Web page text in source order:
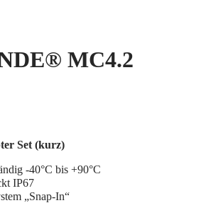
MC4.2
Set (kurz)
-40°C bis +90°C
IP67
„Snap-In“